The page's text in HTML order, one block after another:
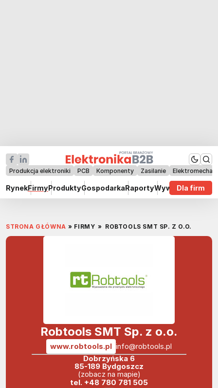
Produkcja elektroniki PCB Komponenty Zasilanie
RynekFirmyProduktyGospodarkaRaportyWywiadyDla firm
STRONA GŁÓWNA » FIRMY » ROBTOOLS SMT SP. Z O.O.
Robtools SMT Sp. z o.o.
www.robtools.pl info@robtools.pl
Dobrzyńska 6
85-189 Bydgoszcz
(zobacz na mapie)
tel. +48 780 781 505